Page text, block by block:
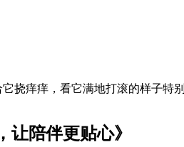
挠痒痒，看它满地打滚的样子特别
让陪伴更贴心》